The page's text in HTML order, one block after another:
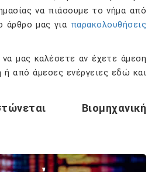
να πιάσουμε το νήμα από
άρθρο μας για παρακολουθήσεις
μας καλέσετε αν έχετε άμεση
από άμεσες ενέργειες εδώ και
Βιομηχανική